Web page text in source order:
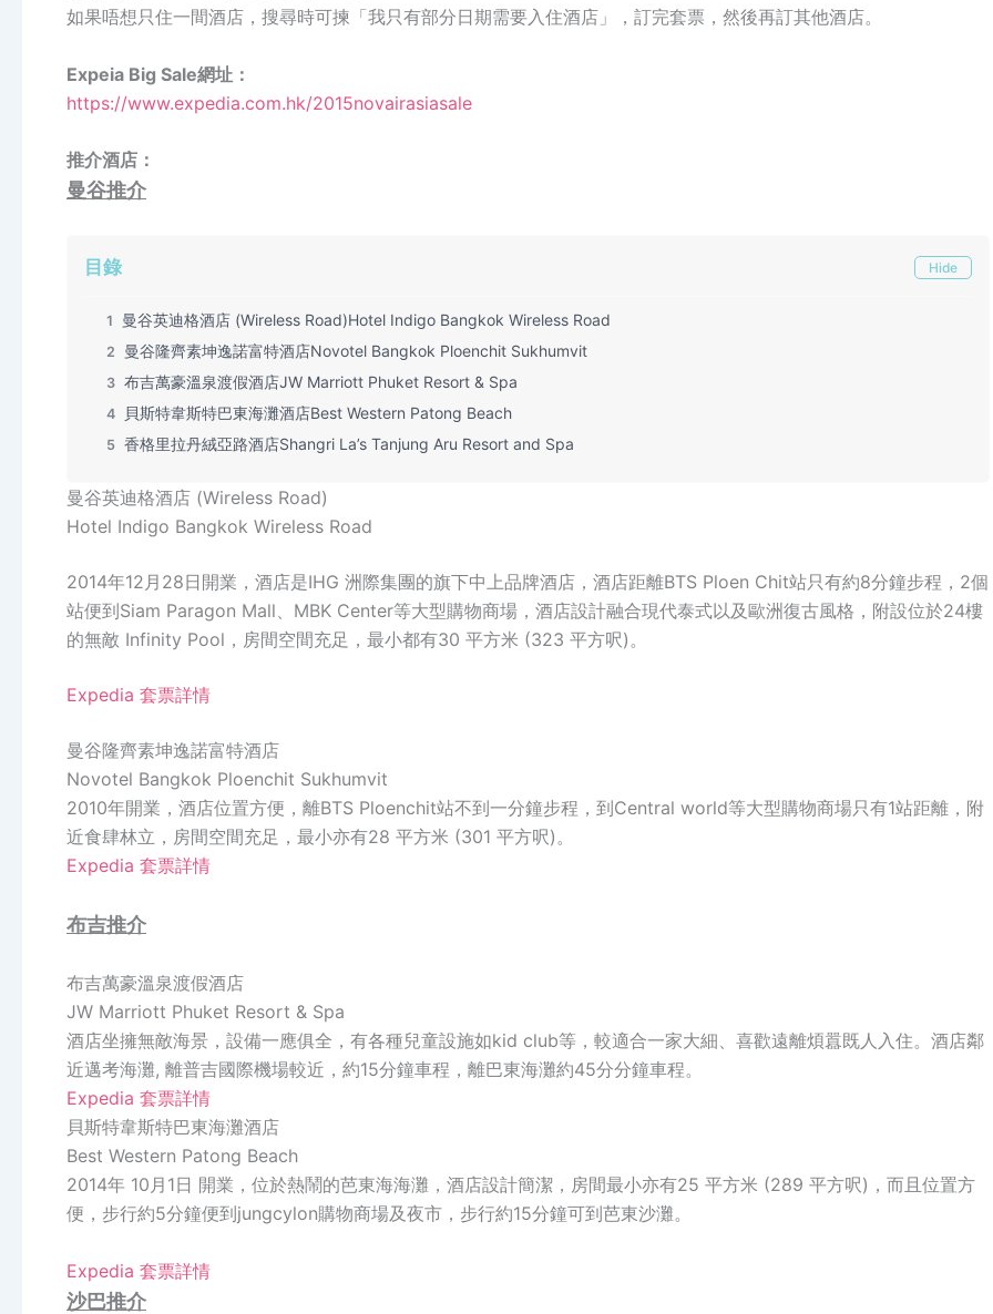
如果唔想只住一間酒店，搜尋時可揀「我只有部分日期需要入住酒店」，訂完套票，然後再訂其他酒店。
Expeia Big Sale網址：
https://www.expedia.com.hk/2015novairasiasale
推介酒店：
曼谷推介
目錄 Hide
1 曼谷英迪格酒店 (Wireless Road)Hotel Indigo Bangkok Wireless Road
2 曼谷隆齊素坤逸諾富特酒店Novotel Bangkok Ploenchit Sukhumvit
3 布吉萬豪溫泉渡假酒店JW Marriott Phuket Resort & Spa
4 貝斯特韋斯特巴東海灘酒店Best Western Patong Beach
5 香格里拉丹絨亞路酒店Shangri La’s Tanjung Aru Resort and Spa
曼谷英迪格酒店 (Wireless Road)
Hotel Indigo Bangkok Wireless Road
2014年12月28日開業，酒店是IHG 洲際集團的旗下中上品牌酒店，酒店距離BTS Ploen Chit站只有約8分鐘步程，2個
站便到Siam Paragon Mall、MBK Center等大型購物商場，酒店設計融合現代泰式以及歐洲復古風格，附設位於24樓
的無敵 Infinity Pool，房間空間充足，最小都有30 平方米 (323 平方呎)。
Expedia 套票詳情
曼谷隆齊素坤逸諾富特酒店
Novotel Bangkok Ploenchit Sukhumvit
2010年開業，酒店位置方便，離BTS Ploenchit站不到一分鐘步程，到Central world等大型購物商場只有1站距離，附
近食肆林立，房間空間充足，最小亦有28 平方米 (301 平方呎)。
Expedia 套票詳情
布吉推介
布吉萬豪溫泉渡假酒店
JW Marriott Phuket Resort & Spa
酒店坐擁無敵海景，設備一應俱全，有各種兒童設施如kid club等，較適合一家大細、喜歡遠離煩囂既人入住。酒店鄰
近邁考海灘, 離普吉國際機場較近，約15分鐘車程，離巴東海灘約45分分鐘車程。
Expedia 套票詳情
貝斯特韋斯特巴東海灘酒店
Best Western Patong Beach
2014年 10月1日 開業，位於熱鬧的芭東海海灘，酒店設計簡潔，房間最小亦有25 平方米 (289 平方呎)，而且位置方
便，步行約5分鐘便到jungcylon購物商場及夜市，步行約15分鐘可到芭東沙灘。
Expedia 套票詳情
沙巴推介